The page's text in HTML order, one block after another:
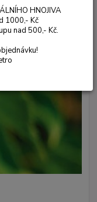
HNOJIVA
1000,- Kč
nad 500,- Kč.